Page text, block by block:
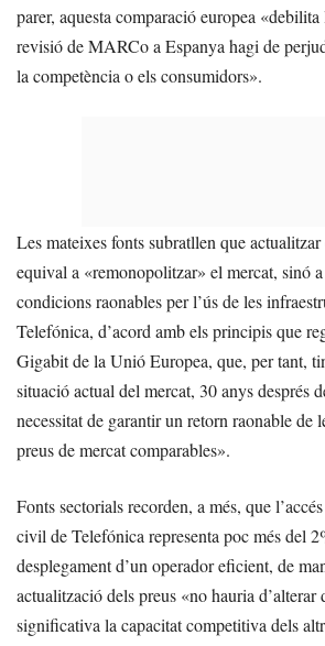
parer, aquesta comparació europea
revisió de MARCo a Espanya hagi de
la competència o els consumidors».
Les mateixes fonts subratllen que
equival a «remonopolitzar» el mercat, sinó
condicions raonables per l’ús de les
Telefónica, d’acord amb els principis que
Gigabit de la Unió Europea, que, per tant,
situació actual del mercat, 30 anys després
necessitat de garantir un retorn raonable de
preus de mercat comparables».
Fonts sectorials recorden, a més, que
civil de Telefónica representa poc més del
desplegament d’un operador eficient, de
actualització dels preus «no hauria d’alterar
significativa la capacitat competitiva dels